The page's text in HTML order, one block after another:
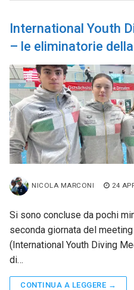
International Youth
– le eliminatorie
NICOLA MARCONI 24
Si sono concluse da pochi
seconda giornata del
(International Youth Diving
di…
CONTINUA A LEGGERE →